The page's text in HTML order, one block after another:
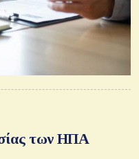
των ΗΠΑ